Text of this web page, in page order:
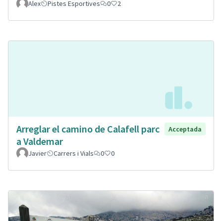
Alex Pistes Esportives 0 2
Arreglar el camino de Calafell parc
a Valdemar
Acceptada
Javier Carrers i Vials 0 0